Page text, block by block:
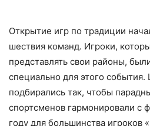
Открытие игр по традиции
шествия команд. Игроки,
представлять свои районы,
специально для этого
подбирались так, чтобы
спортсменов гармонировали с
году для большинства игроков